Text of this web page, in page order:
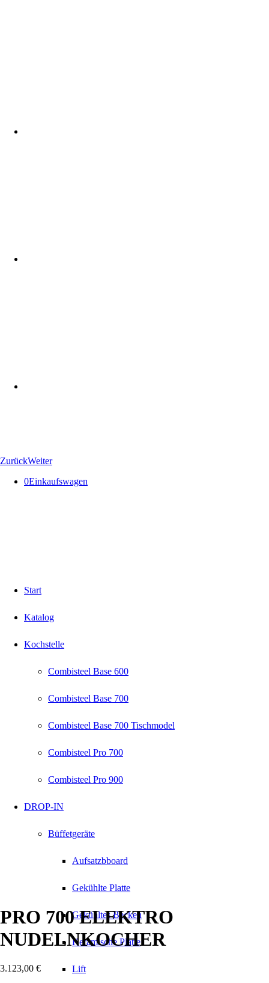
ZurückWeiter
0Einkaufswagen
Start
Katalog
Kochstelle
Combisteel Base 600
Combisteel Base 700
Combisteel Base 700 Tischmodel
Combisteel Pro 700
Combisteel Pro 900
DROP-IN
Büffetgeräte
Aufsatzbboard
Gekühlte Platte
Gekühltes Becken
Keramische Platte
Lift
PRO 700 ELEKTRO
NUDELNKOCHER
3.123,00 €